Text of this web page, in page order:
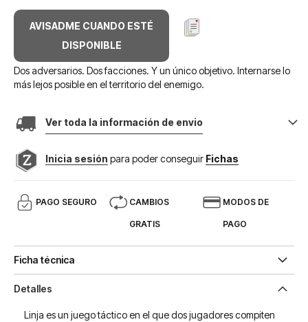
AVISADME CUANDO ESTÉ
DISPONIBLE
Dos adversarios. Dos facciones. Y un único objetivo. Internarse lo
más lejos posible en el territorio del enemigo.
Ver toda la información de envio
Inicia sesión para poder conseguir Fichas
PAGO SEGURO CAMBIOS
GRATIS
MODOS DE
PAGO
Ficha técnica
Detalles
Linja es un juego táctico en el que dos jugadores compiten